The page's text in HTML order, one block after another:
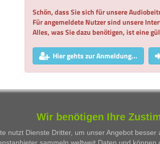
Schön, dass Sie sich für unsere
Für angemeldete Nutzer sind unsere
Alles, was Sie dazu benötigen, ist eine
Hier gehts zur Anmeldung...
Besprochene Wertpapiere:
Wir benötigen Ihre
nutzt Dienste Dritter, um unser Angebot